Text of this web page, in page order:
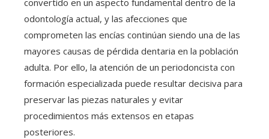
convertido en un aspecto fundamental dentro de la
odontología actual, y las afecciones que
comprometen las encías continúan siendo una de las
mayores causas de pérdida dentaria en la población
adulta. Por ello, la atención de un periodoncista con
formación especializada puede resultar decisiva para
preservar las piezas naturales y evitar
procedimientos más extensos en etapas
posteriores.